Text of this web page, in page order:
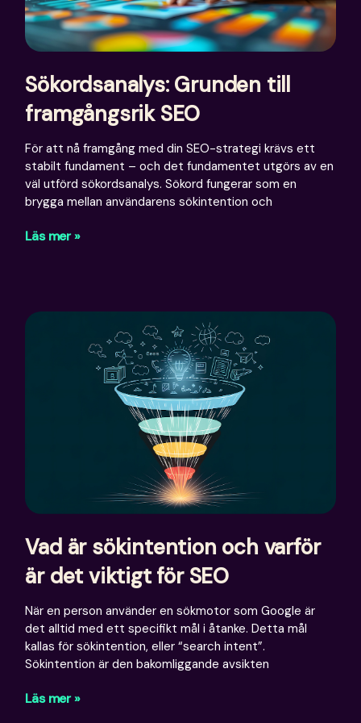
Sökordsanalys: Grunden till
framgångsrik SEO
För att nå framgång med din SEO-strategi krävs ett
stabilt fundament – och det fundamentet utgörs av en
väl utförd sökordsanalys. Sökord fungerar som en
brygga mellan användarens sökintention och
Läs mer »
Vad är sökintention och varför
är det viktigt för SEO
När en person använder en sökmotor som Google är
det alltid med ett specifikt mål i åtanke. Detta mål
kallas för sökintention, eller “search intent”.
Sökintention är den bakomliggande avsikten
Läs mer »